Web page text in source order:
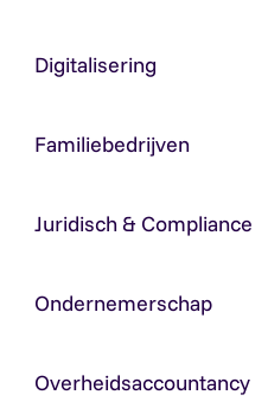
Digitalisering
Familiebedrijven
Juridisch & Compliance
Ondernemerschap
Overheidsaccountancy